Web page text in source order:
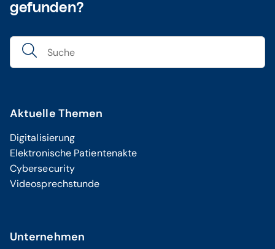
gefunden?
Aktuelle Themen
Digitalisierung
Elektronische Patientenakte
Cybersecurity
Videosprechstunde
Unternehmen